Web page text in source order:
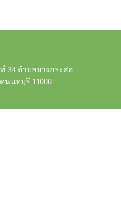
34 ตำบลบางกระสอ
นนทบุรี 11000